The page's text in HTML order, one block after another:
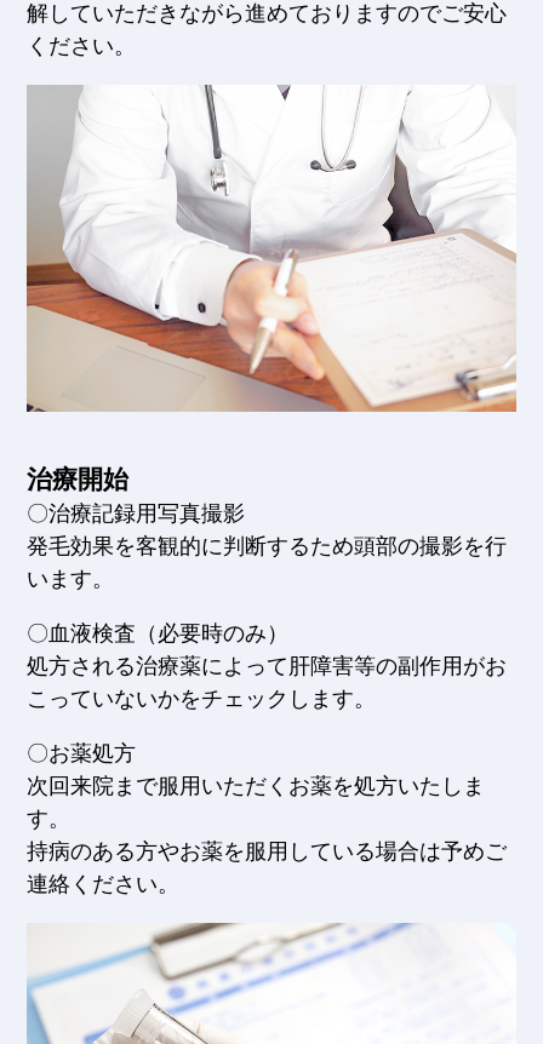
解していただきながら進めておりますのでご安心
ください。
治療開始
〇治療記録用写真撮影
発毛効果を客観的に判断するため頭部の撮影を行
います。
〇血液検査（必要時のみ）
処方される治療薬によって肝障害等の副作用がお
こっていないかをチェックします。
〇お薬処方
次回来院まで服用いただくお薬を処方いたしま
す。
持病のある方やお薬を服用している場合は予めご
連絡ください。